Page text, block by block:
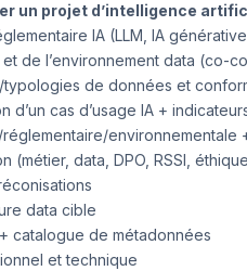
un projet d’intelligence
IA (LLM, IA
de l’environnement data (co-
de données et
d’un cas d’usage IA +
environnementale
(métier, data, DPO, RSSI,
data cible
catalogue de métadonnées
et technique